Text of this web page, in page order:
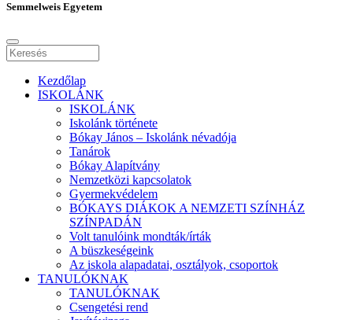
Semmelweis Egyetem
Kezdőlap
ISKOLÁNK
ISKOLÁNK
Iskolánk története
Bókay János – Iskolánk névadója
Tanárok
Bókay Alapítvány
Nemzetközi kapcsolatok
Gyermekvédelem
BÓKAYS DIÁKOK A NEMZETI SZÍNHÁZ
SZÍNPADÁN
Volt tanulóink mondták/írták
A büszkeségeink
Az iskola alapadatai, osztályok, csoportok
TANULÓKNAK
TANULÓKNAK
Csengetési rend